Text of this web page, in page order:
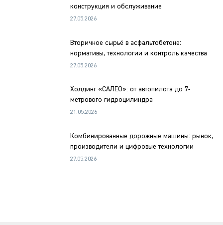
конструкция и обслуживание
27.05.2026
Вторичное сырьё в асфальтобетоне:
нормативы, технологии и контроль качества
27.05.2026
Холдинг «САЛЕО»: от автопилота до 7-
метрового гидроцилиндра
21.05.2026
Комбинированные дорожные машины: рынок,
производители и цифровые технологии
27.05.2026